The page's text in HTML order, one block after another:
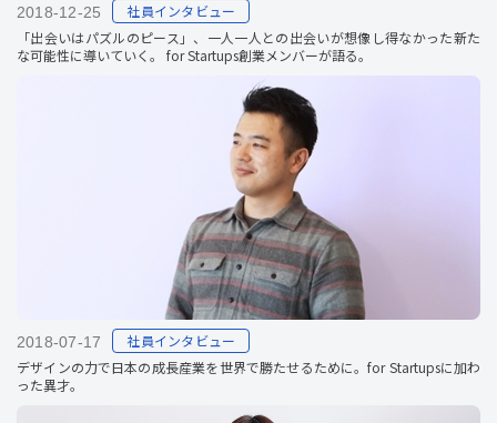
2018-12-25
社員インタビュー
「出会いはパズルのピース」、一人一人との出会いが想像し得なかった新た
な可能性に導いていく。 for Startups創業メンバーが語る。
2018-07-17
社員インタビュー
デザインの力で日本の成長産業を世界で勝たせるために。for Startupsに加わ
った異才。